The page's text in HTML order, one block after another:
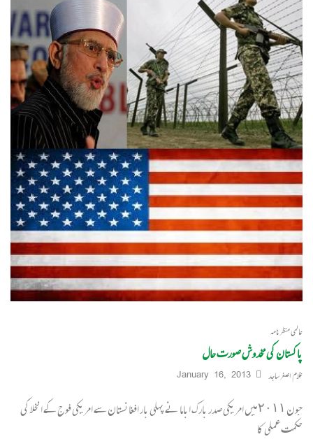
عالمی منظرنامہ
پاکستان کی مخدوش صورت حال
غلام اصغر ساجد January 16, 2013
جون ٢٠١١ میں امریکی صدر بارک اباما نے پہلی بار افغانستان سے امریکی فوج کے انخلا کی
حکمت عملی کا